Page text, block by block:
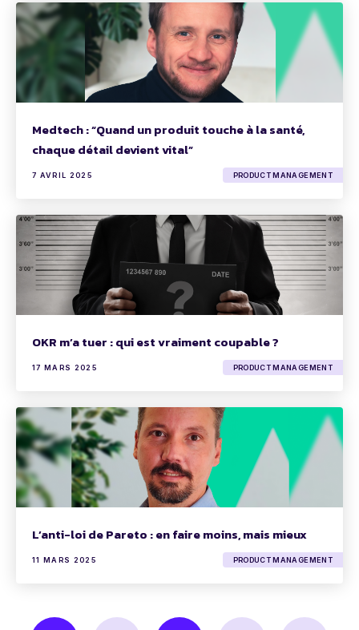
Medtech : “Quand un produit touche à la santé,
chaque détail devient vital”
7 AVRIL 2025 PRODUCT MANAGEMENT
OKR m’a tuer : qui est vraiment coupable ?
17 MARS 2025 PRODUCT MANAGEMENT
L’anti-loi de Pareto : en faire moins, mais mieux
11 MARS 2025 PRODUCT MANAGEMENT